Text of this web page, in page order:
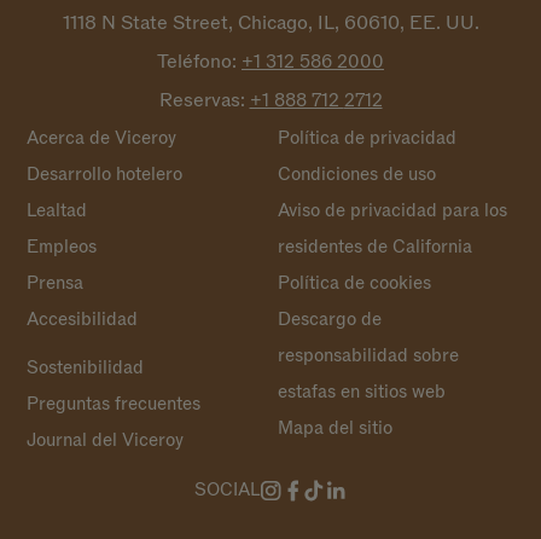
1118 N State Street, Chicago, IL, 60610, EE. UU.
Teléfono: +1 312 586 2000
Reservas: +1 888 712 2712
Acerca de Viceroy
Desarrollo hotelero
Lealtad
Empleos
Prensa
Accesibilidad
Política de privacidad
Condiciones de uso
Aviso de privacidad para los
residentes de California
Política de cookies
Descargo de
responsabilidad sobre
estafas en sitios web
Mapa del sitio
Sostenibilidad
Preguntas frecuentes
Journal del Viceroy
SOCIAL